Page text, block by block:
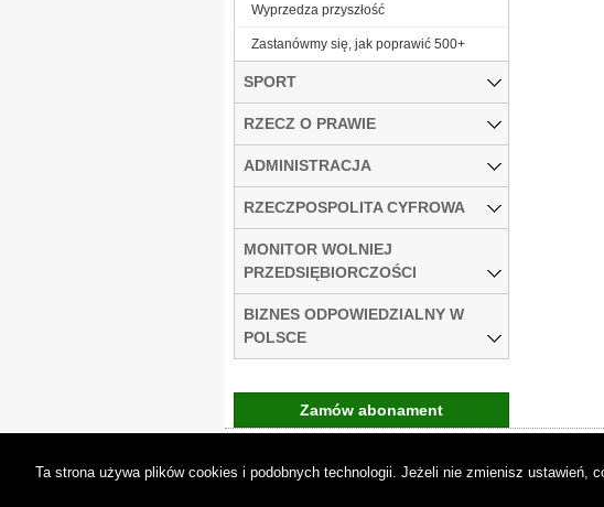
Wyprzedza przyszłość
Zastanówmy się, jak poprawić 500+
SPORT
RZECZ O PRAWIE
ADMINISTRACJA
RZECZPOSPOLITA CYFROWA
MONITOR WOLNIEJ
PRZEDSIĘBIORCZOŚCI
BIZNES ODPOWIEDZIALNY W
POLSCE
Zamów abonament
Ta strona używa plików cookies i podobnych technologii. Jeżeli nie zmienisz ustawień,